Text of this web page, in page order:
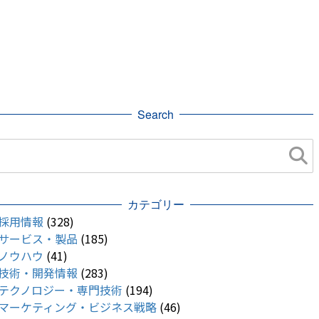
Search
カテゴリー
用情報 (328)
ービス・製品 (185)
ウハウ (41)
術・開発情報 (283)
クノロジー・専門技術 (194)
ーケティング・ビジネス戦略 (46)